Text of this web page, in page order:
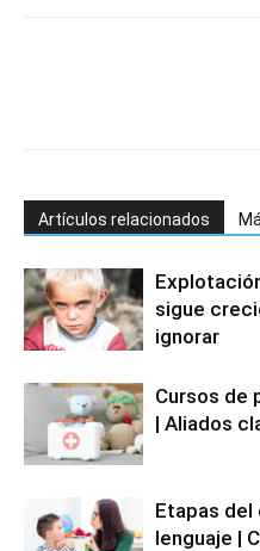
Artículos relacionados
sigue
ignorar
Cursos de
| Aliados
Etapas del
lenguaje |